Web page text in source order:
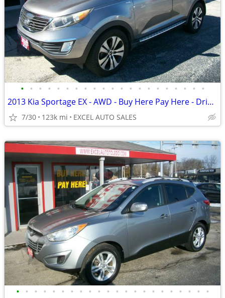
• • • • • • • • • • • • • • • • • • • • •
2013 Kia Sportage EX - AWD - Buy Here Pay Here - Drive Today
7/30 123k mi EXCEL AUTO SALES
• • • • • • • • • • • • • • • • • • • • • •